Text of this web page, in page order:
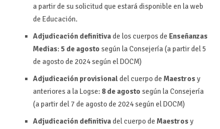
a partir de su solicitud que estará disponible en la web
de Educación.
Adjudicación definitivade los cuerpos de Enseñanzas
Medias: 5 de agosto según la Consejería (a partir del 5
de agosto de 2024 según el DOCM)
Adjudicación provisionaldel cuerpo de Maestros y
anteriores a la Logse: 8 de agosto según la Consejería
(a partir del 7 de agosto de 2024 según el DOCM)
Adjudicación definitivadel cuerpo de Maestros y